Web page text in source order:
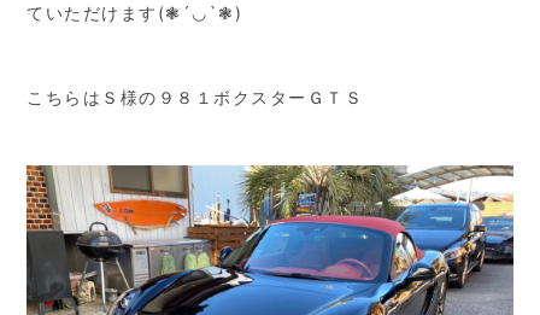
ていただけます(❃´◡`❃)
こちらはＳ様の９８１ボクスターＧＴＳ